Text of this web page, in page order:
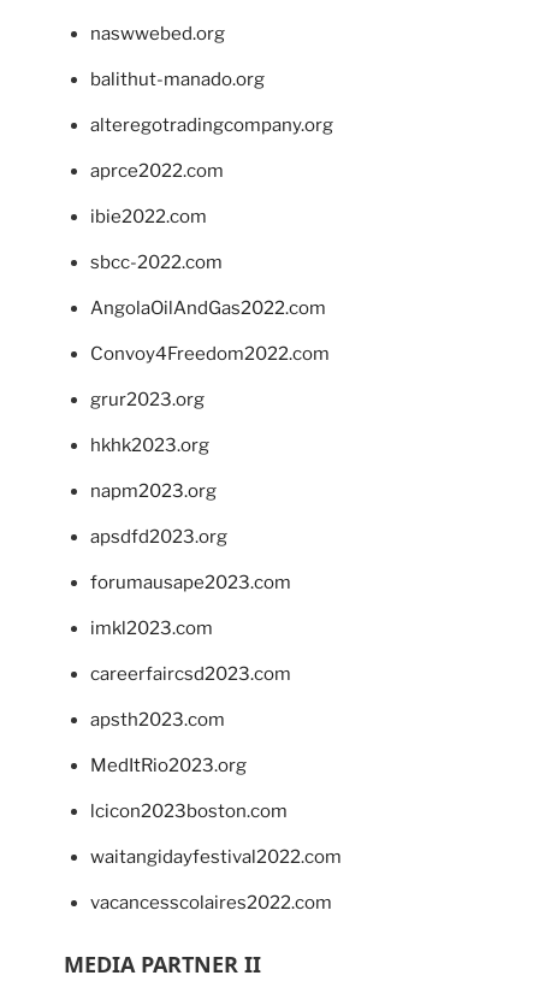
naswwebed.org
balithut-manado.org
alteregotradingcompany.org
aprce2022.com
ibie2022.com
sbcc-2022.com
AngolaOilAndGas2022.com
Convoy4Freedom2022.com
grur2023.org
hkhk2023.org
napm2023.org
apsdfd2023.org
forumausape2023.com
imkl2023.com
careerfaircsd2023.com
apsth2023.com
MedItRio2023.org
lcicon2023boston.com
waitangidayfestival2022.com
vacancesscolaires2022.com
MEDIA PARTNER II